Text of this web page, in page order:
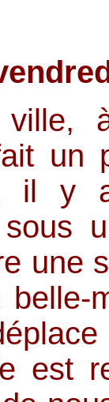
un
il y
une
est